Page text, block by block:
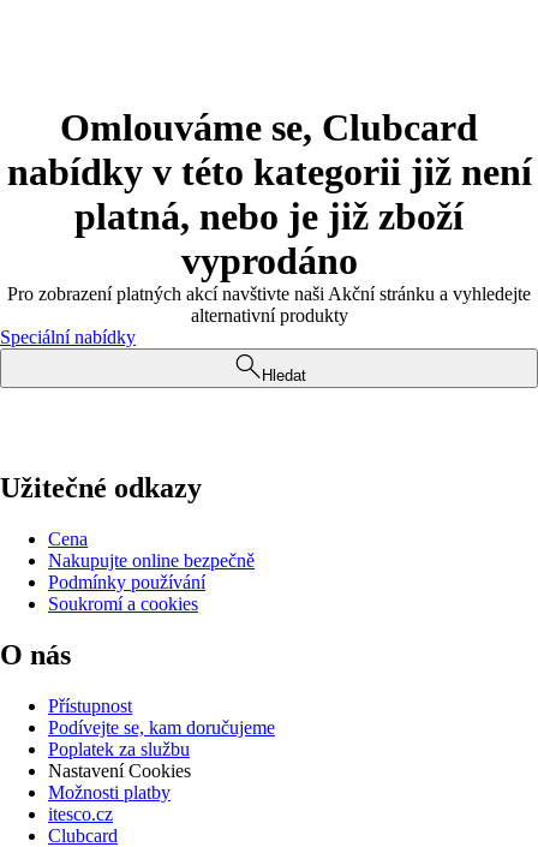
Omlouváme se, Clubcard
nabídky v této kategorii již není
platná, nebo je již zboží
vyprodáno
Pro zobrazení platných akcí navštivte naši Akční stránku a vyhledejte
alternativní produkty
Speciální nabídky
Hledat
Užitečné odkazy
Cena
Nakupujte online bezpečně
Podmínky používání
Soukromí a cookies
O nás
Přístupnost
Podívejte se, kam doručujeme
Poplatek za službu
Nastavení Cookies
Možnosti platby
itesco.cz
Clubcard